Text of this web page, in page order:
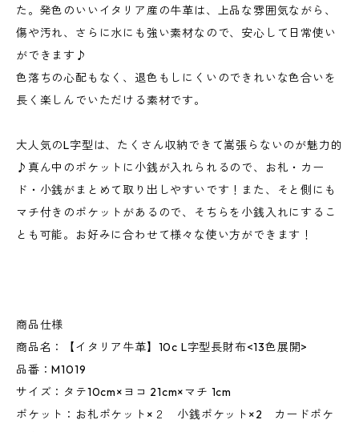
た。発色のいいイタリア産の牛革は、上品な雰囲気ながら、
傷や汚れ、さらに水にも強い素材なので、安心して日常使い
ができます♪
色落ちの心配もなく、退色もしにくいのできれいな色合いを
長く楽しんでいただける素材です。
大人気のL字型は、たくさん収納できて嵩張らないのが魅力的
♪真ん中のポケットに小銭が入れられるので、お札・カー
ド・小銭がまとめて取り出しやすいです！また、そと側にも
マチ付きのポケットがあるので、そちらを小銭入れにするこ
とも可能。お好みに合わせて様々な使い方ができます！
商品仕様
商品名：【イタリア牛革】10c L字型長財布<13色展開>
品番：M1019
サイズ：タテ10cm×ヨコ 21cm×マチ 1cm
ポケット：お札ポケット×２ 小銭ポケット×2 カードポケ